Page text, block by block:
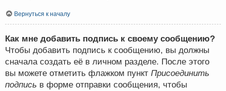
Вернуться к началу
Как мне добавить подпись к своему сообщению?
Чтобы добавить подпись к сообщению, вы должны
сначала создать её в личном разделе. После этого
вы можете отметить флажком пункт Присоединить
подпись в форме отправки сообщения, чтобы